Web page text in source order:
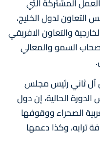
التعاون لدول الخليج،
والتعاون الافريقي
السمو والمعالي
آل ثاني رئيس مجلس
الدورة الحالية، إن دول
الصحراء ووقوفها
ترابه، وكذا دعمها